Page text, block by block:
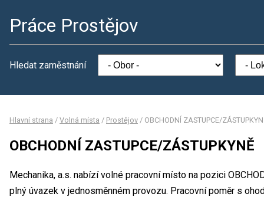
Práce Prostějov
Hledat zaměstnání
Hlavní strana / Volná místa / Prostějov / OBCHODNÍ ZASTUPCE/
OBCHODNÍ ZASTUPCE/ZÁSTUPKYNĚ
Mechanika, a.s. nabízí volné pracovní místo na pozici
plný úvazek v jednosměnném provozu. Pracovní poměr s